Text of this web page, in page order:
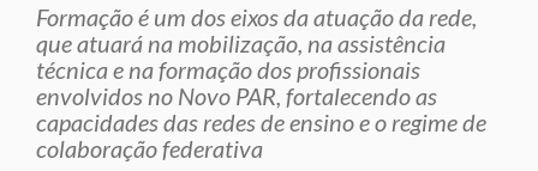
Formação é um dos eixos da atuação da rede,
que atuará na mobilização, na assistência
técnica e na formação dos profissionais
envolvidos no Novo PAR, fortalecendo as
capacidades das redes de ensino e o regime de
colaboração federativa